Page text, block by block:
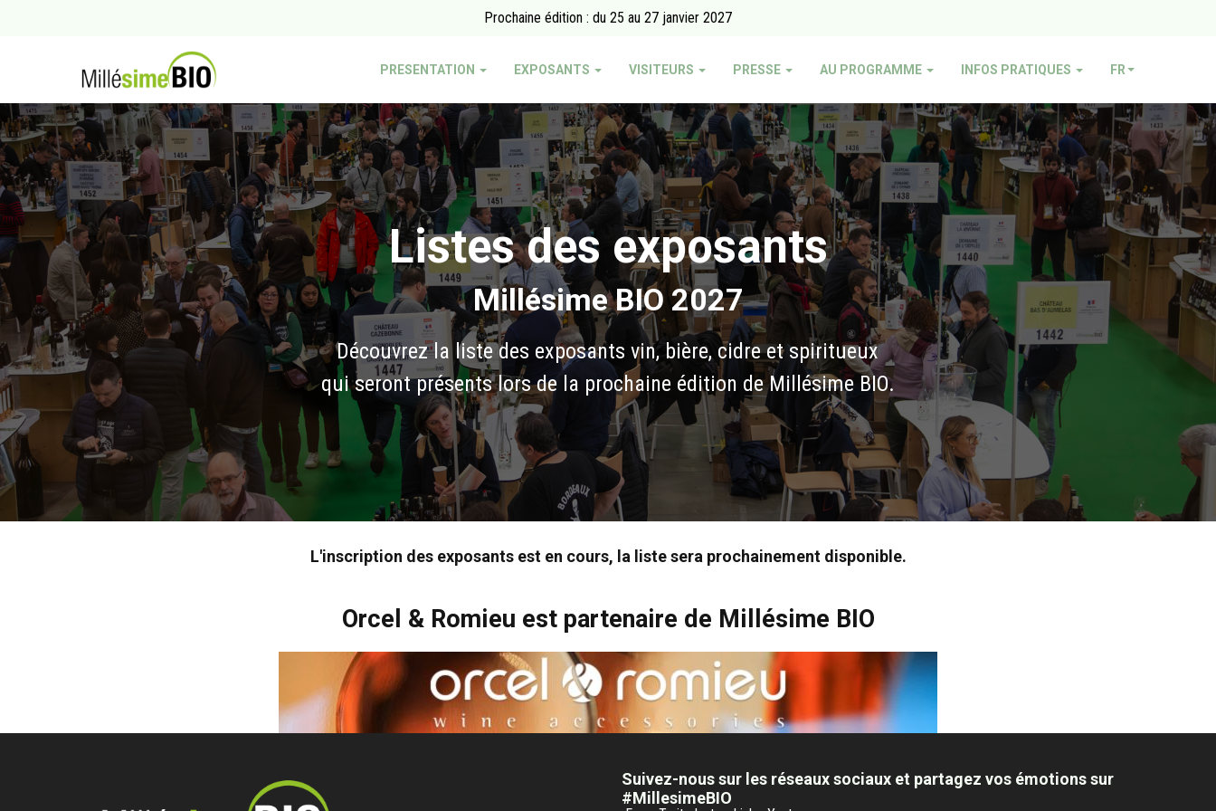
Prochaine édition : du 25 au 27 janvier 2027
PRESENTATION EXPOSANTS VISITEURS PRESSE AU PROGRAMME INFOS PRATIQUES FR
Listes des exposants
Millésime BIO 2027
Découvrez la liste des exposants vin, bière, cidre et spiritueux
qui seront présents lors de la prochaine édition de Millésime BIO.
L'inscription des exposants est en cours, la liste sera prochainement disponible.
Orcel & Romieu est partenaire de Millésime BIO
Suivez-nous sur les réseaux sociaux et partagez vos émotions sur
#MillesimeBIO